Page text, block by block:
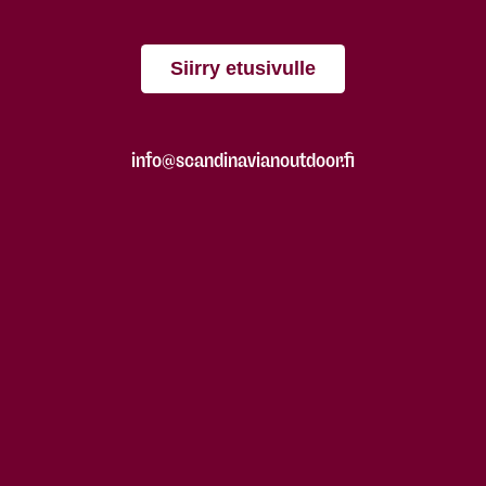
Siirry etusivulle
info@scandinavianoutdoor.fi